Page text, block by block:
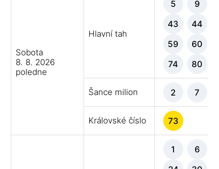
Sobota
8. 8. 2026
poledne
Hlavní tah
5 9
43 44
59 60
74 80
Šance milion 2 7
Královské číslo 73
1 6